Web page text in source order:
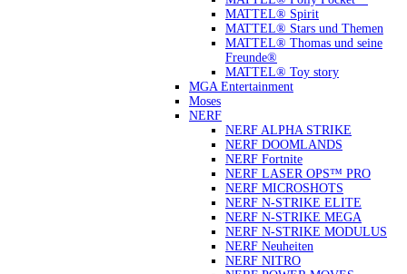
MATTEL® Spirit
MATTEL® Stars und Themen
MATTEL® Thomas und seine
Freunde®
MATTEL® Toy story
MGA Entertainment
Moses
NERF
NERF ALPHA STRIKE
NERF DOOMLANDS
NERF Fortnite
NERF LASER OPS™ PRO
NERF MICROSHOTS
NERF N-STRIKE ELITE
NERF N-STRIKE MEGA
NERF N-STRIKE MODULUS
NERF Neuheiten
NERF NITRO